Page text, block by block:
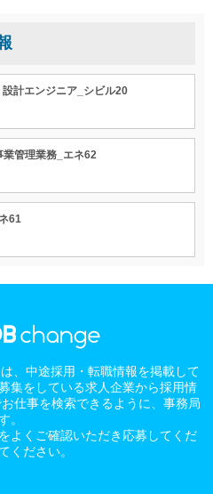
計エンジニア_シビル20
業管理業務_エネ62
61
、中途採用・転職情報を掲載して
集をしている求人企業から採用情
仕事を検索できるように、事務局
。
よくご確認いただき応募してくだ
ください。